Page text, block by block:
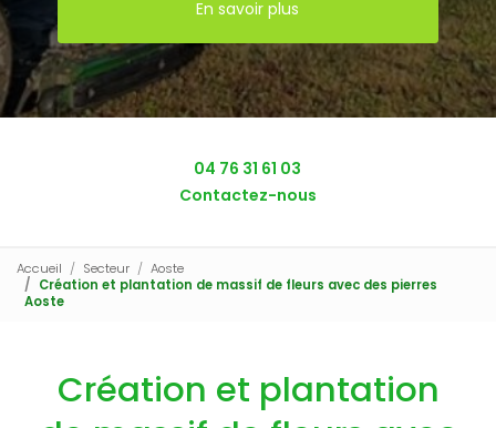
En savoir plus
04 76 31 61 03
Contactez-nous
Accueil Secteur
Aoste
Création et plantation de massif de fleurs avec des pierres
Aoste
Création et plantation